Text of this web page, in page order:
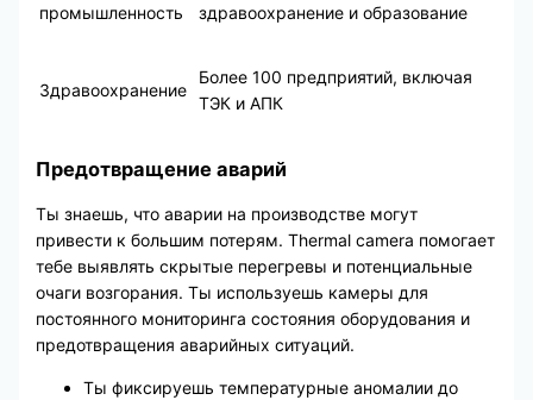
промышленность
здравоохранение и образование
Здравоохранение
Более 100 предприятий, включая
ТЭК и АПК
Предотвращение аварий
Ты знаешь, что аварии на производстве могут
привести к большим потерям. Thermal camera помогает
тебе выявлять скрытые перегревы и потенциальные
очаги возгорания. Ты используешь камеры для
постоянного мониторинга состояния оборудования и
предотвращения аварийных ситуаций.
Ты фиксируешь температурные аномалии до